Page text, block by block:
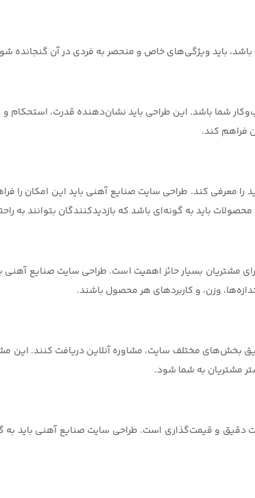
باشد، باید ویژگی‌های خاص و منحصر به فردی در آن
شما باشد. این طراحی باید نشان‌دهنده قدرت، استحکام و
فراهم کند.
معرفی کند. طراحی سایت صنایع آهنی باید این امکان را
باید به گونه‌ای باشد که بازدیدکنندگان بتوانند به راحتی
بسیار حائز اهمیت است. طراحی سایت صنایع آهنی
وزن، و کاربردهای هر محصول باشند.
بخش‌های مختلف سایت، مشاوره آنلاین دریافت کنند. این
مشتریان به شما شود.
دقیق و قیمت‌گذاری است. طراحی سایت صنایع آهنی باید به